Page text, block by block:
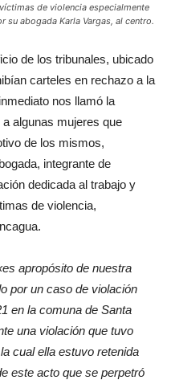
de violencia especialmente
su abogada Karla Vargas, al centro.
de los tribunales, ubicado
carteles en rechazo a la
nos llamó la
algunas mujeres que
de los mismos,
integrante de
dedicada al trabajo y
de violencia,
apropósito de nuestra
por un caso de violación
en la comuna de Santa
una violación que tuvo
cual ella estuvo retenida
este acto que se perpetró